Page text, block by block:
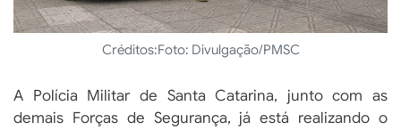
Créditos:Foto: Divulgação/PMSC
A Polícia Militar de Santa Catarina, junto com as
demais Forças de Segurança, já está realizando o